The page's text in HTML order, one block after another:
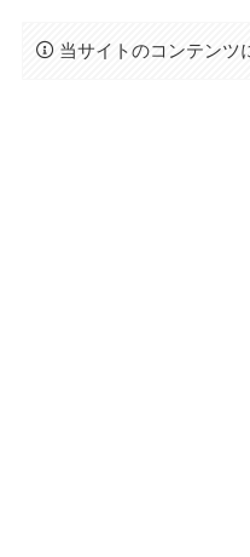
当サイトのコンテンツ